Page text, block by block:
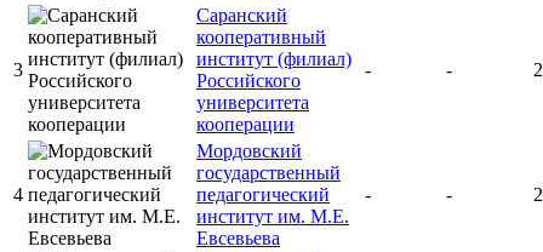
3
Саранский
кооперативный
институт (филиал)
Российского
университета
кооперации
- -
4
Мордовский
государственный
педагогический
институт им. М.Е.
Евсевьева
- -